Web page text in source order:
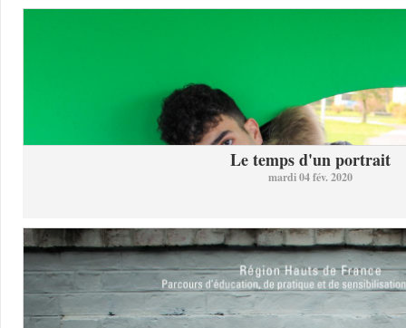
Le temps d'un portrait
mardi 04 fév. 2020